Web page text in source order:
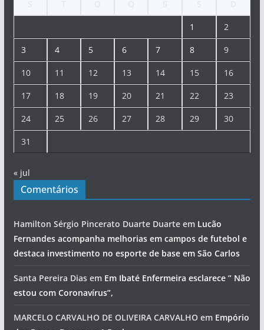
1 2
3 4 5 6 7 8 9
10 11 12 13 14 15 16
17 18 19 20 21 22 23
24 25 26 27 28 29 30
31
« jul
Comentários
Hamilton Sérgio Pincerato Duarte Duarteem Lucão
Fernandes acompanha melhorias em campos de futebol e
destaca investimento no esporte de base em São Carlos
Santa Pereira Diasem Em Ibaté Enfermeira esclarece ” Não
estou com Coronavírus”,
MARCELO CARVALHO DE OLIVEIRA CARVALHOem Empório